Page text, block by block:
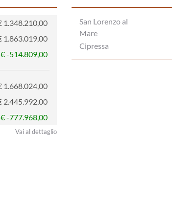
1.348.210,00
1.863.019,00
€ -514.809,00
1.668.024,00
2.445.992,00
€ -777.968,00
Vai al dettaglio
San Lorenzo al
Mare
Cipressa